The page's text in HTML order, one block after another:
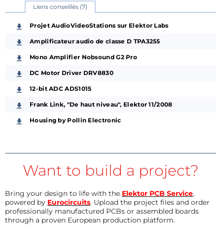
Liens conseillés (7)
Projet AudioVideoStations sur Elektor Labs
Amplificateur audio de classe D TPA3255
Mono Amplifier Nobsound G2 Pro
DC Motor Driver DRV8830
12-bit ADC ADS1015
Frank Link, "De haut niveau", Elektor 11/2008
Housing by Pollin Electronic
Want to build a project?
Bring your design to life with the Elektor PCB Service,
powered by Eurocircuits. Upload the project files and order
professionally manufactured PCBs or assembled boards
through a proven European production platform.